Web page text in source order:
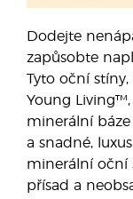
Dodejte
zapůsobte
Tyto oční stíny,
Young
minerální
a snadné,
minerální oční
přísad a